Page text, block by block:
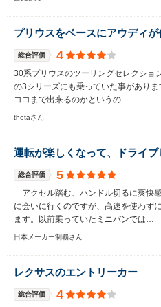
プリウスをベースにアウディ
総合評価 4
30系プリウスのツーリングセレクショ
の3シリーズにも乗っていた事があり
ココまで出来るのかというの…
thetaさん
運転が楽しくなって、ドライブ
総合評価 5
アクセル踏む、ハンドル切るに爽快
に会いに行くのですが、高速を使わず
ます。以前乗っていたミニバンでは…
日本メーカー制覇さん
レクサスのエントリーカー
総合評価 4